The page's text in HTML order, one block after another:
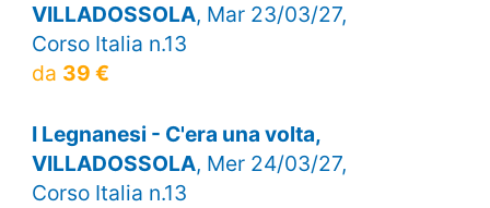
VILLADOSSOLA, Mar 23/03/27,
Corso Italia n.13
da 39 €
I Legnanesi - C'era una volta,
VILLADOSSOLA, Mer 24/03/27,
Corso Italia n.13